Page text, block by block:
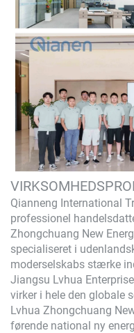
Qianneng International
professionel
Zhongchuang New
specialiseret i
moderselskabs stærke
Jiangsu Lvhua
virker i hele den globale
Lvhua Zhongchuang
førende national ny